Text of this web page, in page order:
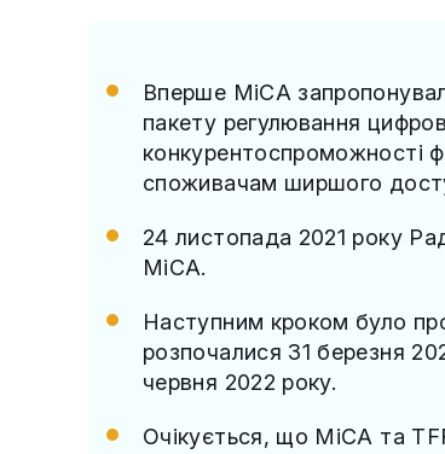
Вперше MiCA
пакету регулювання
конкурентоспроможності
споживачам ширшого
24 листопада 2021 року
MiCA.
Наступним кроком було
розпочалися 31 березня
червня 2022 року.
Очікується, що MiCA та